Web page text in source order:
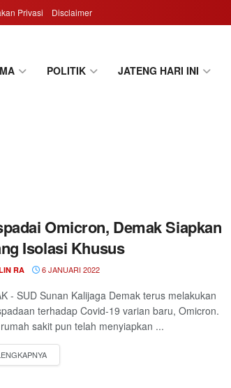
Privasi Disclaimer
POLITIK JATENG HARI INI
Omicron, Demak Siapkan
Isolasi Khusus
RA 6 JANUARI 2022
- SUD Sunan Kalijaga Demak terus melakukan
terhadap Covid-19 varian baru, Omicron.
sakit pun telah menyiapkan ...